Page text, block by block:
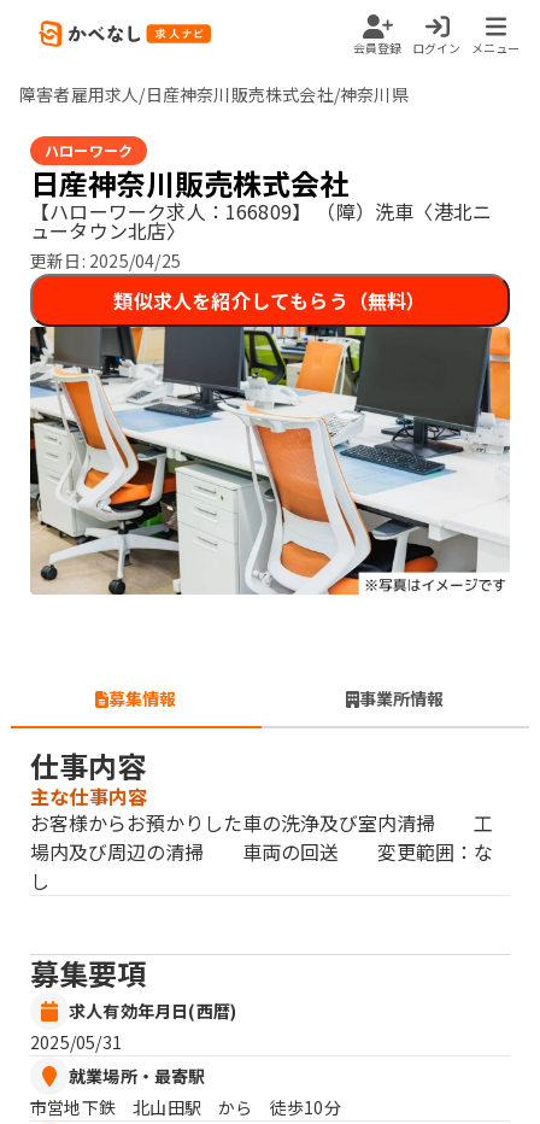
会員登録 ログイン メニュー
障害者雇用求人/日産神奈川販売株式会社/神奈川県
ハローワーク
日産神奈川販売株式会社
【ハローワーク求人：166809】 （障）洗車〈港北ニ
ュータウン北店〉
更新日: 2025/04/25
類似求人を紹介してもらう（無料）
募集情報 事業所情報
仕事内容
主な仕事内容
お客様からお預かりした車の洗浄及び室内清掃 工
場内及び周辺の清掃 車両の回送 変更範囲：な
し
募集要項
求人有効年月日(西暦)
2025/05/31
就業場所・最寄駅
市営地下鉄 北山田駅 から 徒歩10分